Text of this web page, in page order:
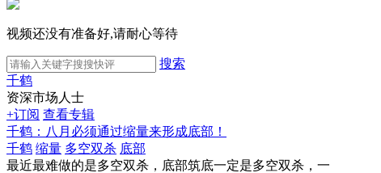
视频还没有准备好,请耐心等待
搜索
千鹤
资深市场人士
+订阅 查看专辑
千鹤：八月必须通过缩量来形成底部！
千鹤 缩量 多空双杀 底部
最近最难做的是多空双杀，底部筑底一定是多空双杀，一